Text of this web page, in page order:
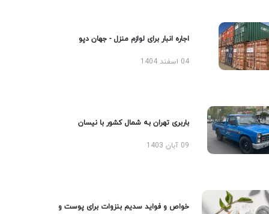
اجاره انبار برای لوازم منزل - جهان دپو
04 اسفند 1404
باربری تهران به شمال کشور با نیسان
09 آبان 1403
خواص و فواید سدیم بنزوات برای پوست و